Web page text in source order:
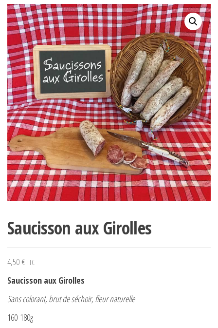
Saucisson aux Girolles
4,50 € TTC
Saucisson aux Girolles
Sans colorant, brut de séchoir, fleur naturelle
160-180g